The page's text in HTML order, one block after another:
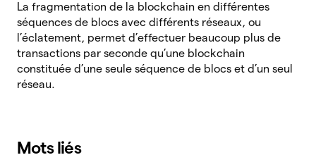
La fragmentation de la blockchain en différentes
séquences de blocs avec différents réseaux, ou
l’éclatement, permet d’effectuer beaucoup plus de
transactions par seconde qu’une blockchain
constituée d’une seule séquence de blocs et d’un seul
réseau.
Mots liés